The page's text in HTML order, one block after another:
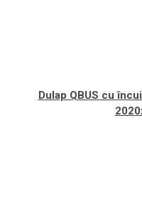
Dulap QBUS cu